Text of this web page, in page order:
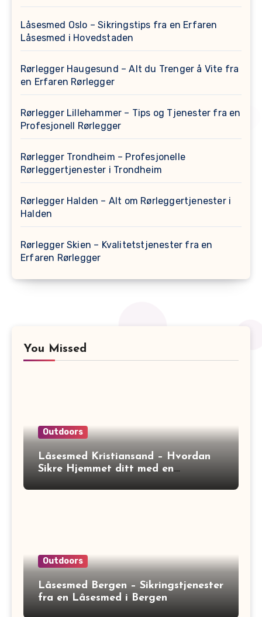
Låsesmed Oslo – Sikringstips fra en Erfaren
Låsesmed i Hovedstaden
Rørlegger Haugesund – Alt du Trenger å Vite fra
en Erfaren Rørlegger
Rørlegger Lillehammer – Tips og Tjenester fra en
Profesjonell Rørlegger
Rørlegger Trondheim – Profesjonelle
Rørleggertjenester i Trondheim
Rørlegger Halden – Alt om Rørleggertjenester i
Halden
Rørlegger Skien – Kvalitetstjenester fra en
Erfaren Rørlegger
You Missed
Outdoors
Låsesmed Kristiansand – Hvordan
Sikre Hjemmet ditt med en
Outdoors
Låsesmed Bergen – Sikringstjenester
fra en Låsesmed i Bergen